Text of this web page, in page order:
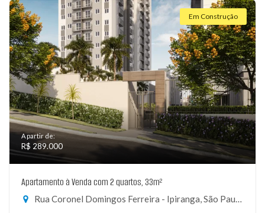
Em Construção
A partir de:
R$ 289.000
Apartamento à Venda com 2 quartos, 33m²
Rua Coronel Domingos Ferreira - Ipiranga, São Paulo-SP